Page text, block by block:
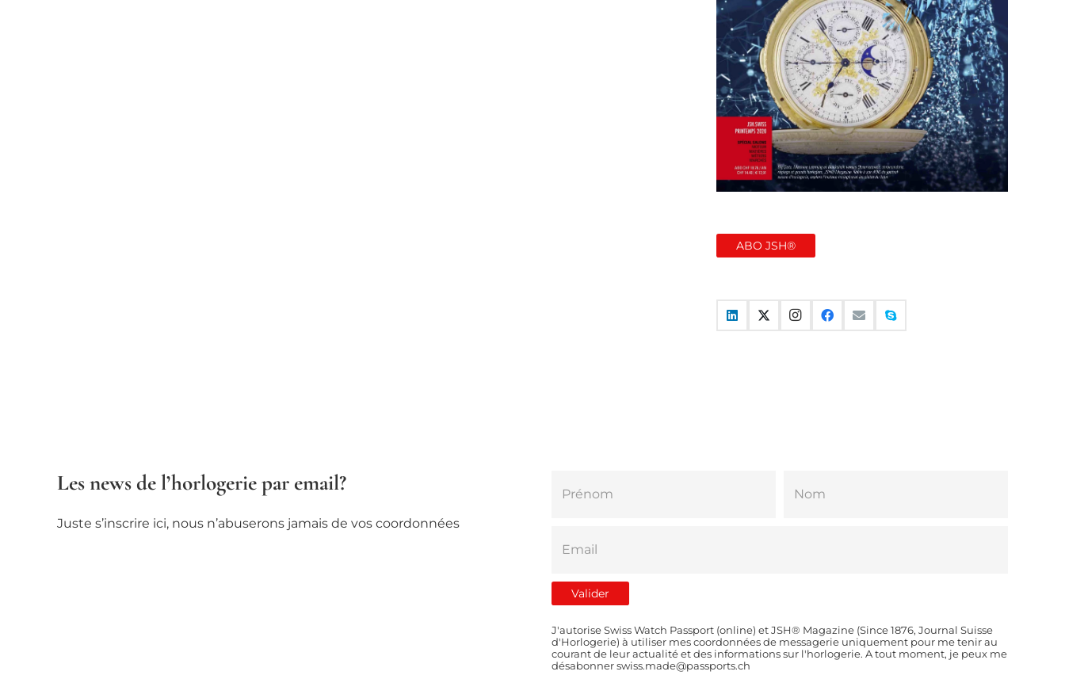
ABO JSH®
Les news de l’horlogerie par email?
Juste s’inscrire ici, nous n’abuserons jamais de vos coordonnées
J'autorise Swiss Watch Passport (online) et JSH® Magazine (Since 1876, Journal Suisse
d'Horlogerie) à utiliser mes coordonnées de messagerie uniquement pour me tenir au
courant de leur actualité et des informations sur l'horlogerie. A tout moment, je peux me
désabonner swiss.made@passports.ch